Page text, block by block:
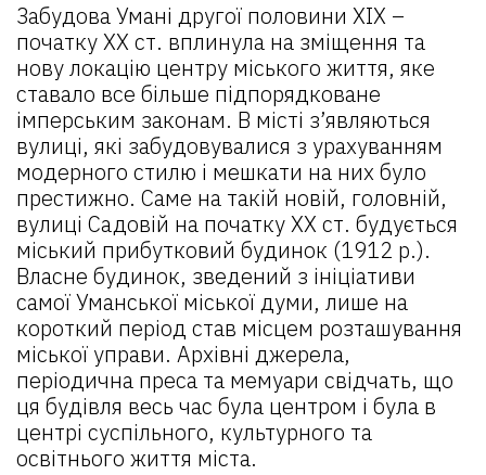
Забудова Умані другої половини ХІХ –
початку ХХ ст. вплинула на зміщення та
нову локацію центру міського життя, яке
ставало все більше підпорядковане
імперським законам. В місті з’являються
вулиці, які забудовувалися з урахуванням
модерного стилю і мешкати на них було
престижно. Саме на такій новій, головній,
вулиці Садовій на початку ХХ ст. будується
міський прибутковий будинок (1912 р.).
Власне будинок, зведений з ініціативи
самої Уманської міської думи, лише на
короткий період став місцем розташування
міської управи. Архівні джерела,
періодична преса та мемуари свідчать, що
ця будівля весь час була центром і була в
центрі суспільного, культурного та
освітнього життя міста.